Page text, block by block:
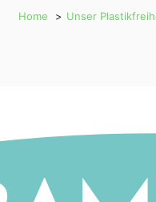
Home Unser